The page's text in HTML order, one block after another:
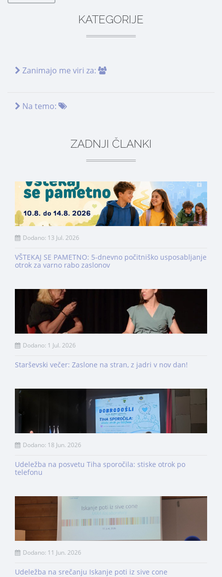
KATEGORIJE
Zanimajo me viri za:
Na temo:
ZADNJI ČLANKI
Dodano: 13 Jul. 2026
VŠTEKAJ SE PAMETNO: 5-dnevno počitniško usposabljanje
otrok za varno rabo zaslonov
Dodano: 1 Jul. 2026
Starševski večer: Zaslone na stran, z jadri v nov dan!
Dodano: 18 Jun. 2026
Udeležba na posvetu Tiha sporočila: stiske otrok po
telefonu
Dodano: 11 Jun. 2026
Udeležba na srečanju Iskanje poti iz sive cone